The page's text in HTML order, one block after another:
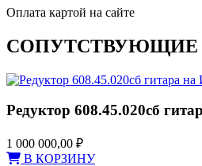
Оплата картой на сайте
СОПУТСТВУЮЩИЕ
Редуктор 608.45.020сб
1 000 000,00 ₽
В КОРЗИНУ